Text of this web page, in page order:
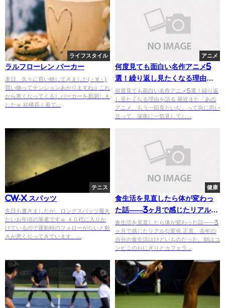
ライフスタイル
ラルフローレン パーカー
本日、久々に買い物してきました(・∀・)
買い物ってテンションあがりますね♫ これ
から寒くなってくるしパーカーを新調しま
したｗ 結構長く着て...
アニメ
何度見ても面白い名作アニメ5
選！繰り返し見たくなる理由を
語る
何度見ても面白い名作アニメ5選！繰り返
し見たくなる理由を語る 最近また「あの
アニメ、もう一回見たいな」って急に思い
立って、深夜に一気見してし...
テニス
CW-X スパッツ
先日も書きましたが、ロングスパッツ履き
たいお年頃の筆者ですｗ ４０代に入りか
けているので運動時のフォローがないと動
きが悪くなってきています。...
健康
食生活を見直したら体が変わっ
た話——3ヶ月で感じたリアルな
変化
食生活を見直したら体が変わった話——3
ヶ月で感じたリアルな変化 正直、去年の
自分の食生活はひどいものだった。朝はコ
ンビニのおにぎりとカフェラ...